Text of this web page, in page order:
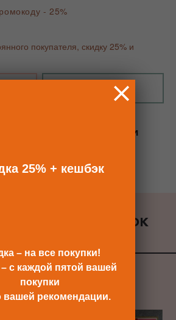
- 25%
покупателя, скидку 25% и
КУПИТЬ В 1 КЛИК
и
К ЗАКАЗУ ПОДАРОК
25% + кешбэк
– на все покупки!
с каждой пятой вашей
покупки
вашей рекомендации.